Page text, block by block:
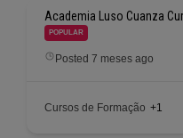
Academia Luso Cuanza
POPULAR
Posted 7 meses ago
Cursos de Formação +1